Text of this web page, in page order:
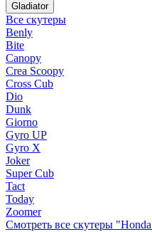
Gladiator
Все скутеры
Benly
Bite
Canopy
Crea Scoopy
Cross Cub
Dio
Dunk
Giorno
Gyro UP
Gyro X
Joker
Super Cub
Tact
Today
Zoomer
Смотреть все скутеры